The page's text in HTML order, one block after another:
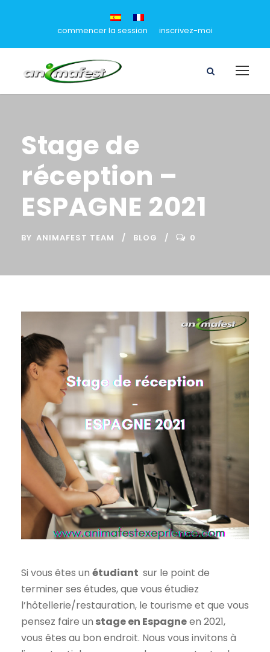
commencer la session inscrivez-moi
Stage de
réception –
ESPAGNE 2021
BY ANIMAFEST TEAM BLOG 0
Si vous êtes un étudiant sur le point de
terminer ses études, que vous étudiez
l’hôtellerie/restauration, le tourisme et que vous
pensez faire un stage en Espagneen 2021,
vous êtes au bon endroit. Nous vous invitons à